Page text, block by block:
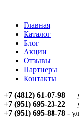
Главная
Каталог
Блог
Акции
Отзывы
Партнеры
Контакты
+7 (4812) 61-07-98 —
+7 (951) 695-23-22 —
+7 (951) 695-88-78 -